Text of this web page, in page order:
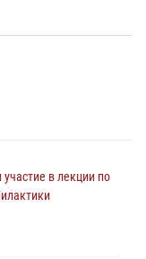
в лекции по